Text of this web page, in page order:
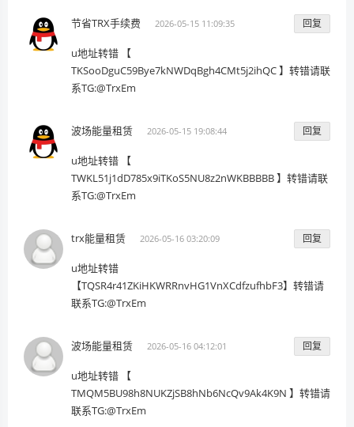
节省TRX手续费 2026-05-15 11:09:35 回复
u地址转错 【
TKSooDguC59Bye7kNWDqBgh4CMt5j2ihQC 】转错请联
系TG:@TrxEm
波场能量租赁 2026-05-15 19:08:44 回复
u地址转错 【
TWKL51j1dD785x9iTKoS5NU8z2nWKBBBBB 】转错请联
系TG:@TrxEm
trx能量租赁 2026-05-16 03:20:09 回复
u地址转错
【TQSR4r41ZKiHKWRRnvHG1VnXCdfzufhbF3】转错请
联系TG:@TrxEm
波场能量租赁 2026-05-16 04:12:01 回复
u地址转错 【
TMQM5BU98h8NUKZjSB8hNb6NcQv9Ak4K9N 】转错请
联系TG:@TrxEm